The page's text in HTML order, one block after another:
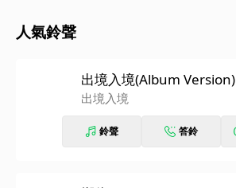
人氣鈴聲
出境入境(Album Version)
出境入境
鈴聲 答鈴